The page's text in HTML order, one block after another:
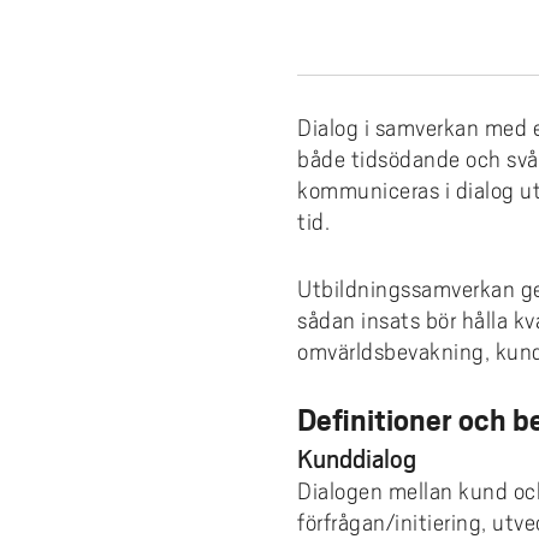
Forskningskalender
Entreprenörskap och innovation
Utbildningsprojekt
Årets Samverkare
AI
Campus Totalförsvar
Lokala föreskrifterDialog i samverkan
både tidsödande och
kommuniceras i dialog
tid.
Utbildningssamverkan
sådan insats bör hålla
omvärldsbevakning,
Definitioner och
Kunddialog
Dialogen mellan kund
förfrågan/initiering,